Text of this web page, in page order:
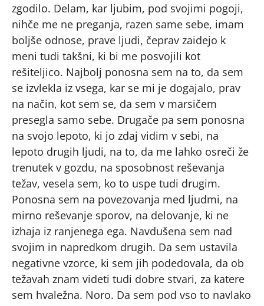
zgodilo. Delam, kar ljubim, pod svojimi pogoji,
nihče me ne preganja, razen same sebe, imam
boljše odnose, prave ljudi, čeprav zaidejo k
meni tudi takšni, ki bi me posvojili kot
rešiteljico. Najbolj ponosna sem na to, da sem
se izvlekla iz vsega, kar se mi je dogajalo, prav
na način, kot sem se, da sem v marsičem
presegla samo sebe. Drugače pa sem ponosna
na svojo lepoto, ki jo zdaj vidim v sebi, na
lepoto drugih ljudi, na to, da me lahko osreči že
trenutek v gozdu, na sposobnost reševanja
težav, vesela sem, ko to uspe tudi drugim.
Ponosna sem na povezovanja med ljudmi, na
mirno reševanje sporov, na delovanje, ki ne
izhaja iz ranjenega ega. Navdušena sem nad
svojim in napredkom drugih. Da sem ustavila
negativne vzorce, ki sem jih podedovala, da ob
težavah znam videti tudi dobre stvari, za katere
sem hvaležna. Noro. Da sem pod vso to navlako